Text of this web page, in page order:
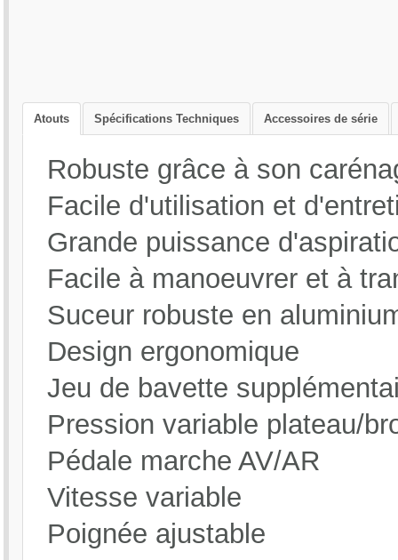
Atouts Spécifications Techniques Accessoires de série
Robuste grâce à son
Facile d'utilisation et
Grande puissance
Facile à manoeuvrer et à
Suceur robuste en
Design ergonomique
Jeu de bavette
Pression variable plateau/
Pédale marche AV/AR
Vitesse variable
Poignée ajustable
Dépression : 170/17 Mbar
Niveau sonore : 68 dB(A)
Tension : 24V
Indice de protection : IPX4
Dimensions (L x l x h) : 141x66x100
Poids en ordre de marche : 266Kg
Poids : 130 Kg
Plateau disque (VF83128) x2
Brosse de lavage (VF83127) x2
Lamelle avant pur bleu (VF81205)
Lamelle arrière pur bleu (VF81206)